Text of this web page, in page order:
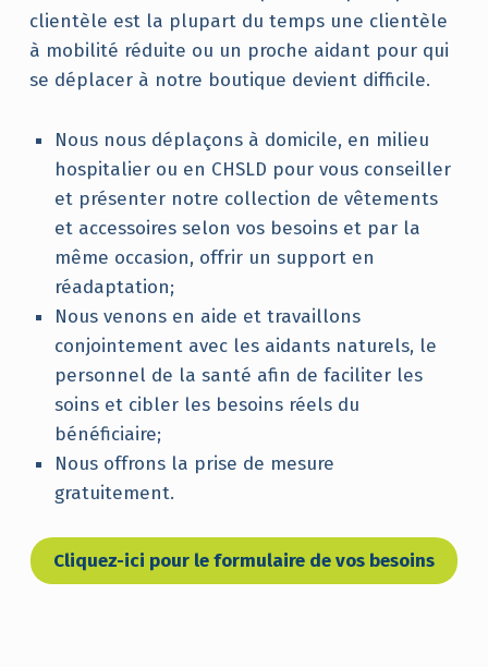
clientèle est la plupart du temps une clientèle
à mobilité réduite ou un proche aidant pour qui
se déplacer à notre boutique devient difficile.
Nous nous déplaçons à domicile, en milieu
hospitalier ou en CHSLD pour vous conseiller
et présenter notre collection de vêtements
et accessoires selon vos besoins et par la
même occasion, offrir un support en
réadaptation;
Nous venons en aide et travaillons
conjointement avec les aidants naturels, le
personnel de la santé afin de faciliter les
soins et cibler les besoins réels du
bénéficiaire;
Nous offrons la prise de mesure
gratuitement.
Cliquez-ici pour le formulaire de vos besoins